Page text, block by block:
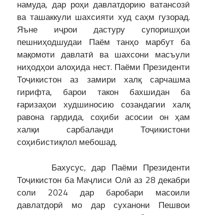
намуда, дар роҳи давлатдорию ватансозӣ
ва ташаккули шахсияти худ саҳм гузорад.
Яъне иҷрои дастуру супоришҳои
пешниҳодшудаи Паём танҳо марбут ба
мақомоти давлатӣ ва шахсони масъули
ниҳодҳои алоҳида нест. Паёми Президенти
Тоҷикистон аз замири халқ сарчашма
гирифта, барои такон бахшидан ба
ғаризаҳои худшиносию созандагии халқ
равона гардида, соҳиби асосии он ҳам
халқи сарбаланди Тоҷикистони
соҳибистиқлол мебошад.
Бахусус, дар Паёми Президенти
Тоҷикистон ба Маҷлиси Олӣ аз 28 декабри
соли 2024 дар баробари масоили
давлатдорӣ мо дар суханони Пешвои